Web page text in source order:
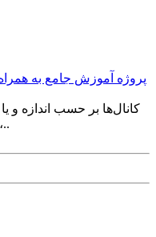
پروژه آموزش جامع به
كانال‌ها بر حسب اندازه و
کانال‌همرفتی، مینی‌کانال، میکروکانال،..